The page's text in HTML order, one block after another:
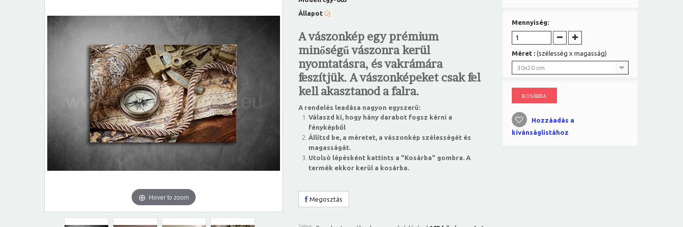
Hover to zoom
Állapot Új
A vászonkép egy prémium
minőségű vászonra kerül
nyomtatásra, és vakrámára
feszítjük. A vászonképeket csak fel
kell akasztanod a falra.
A rendelés leadása nagyon egyszerű:
Válaszd ki, hogy hány darabot fogsz kérni a
fényképből
Állítsd be, a méretet, a vászonkép szélességét és
magasságát.
Utolsó lépésként kattints a "Kosárba" gombra. A
termék ekkor kerül a kosárba.
Megosztás
Mennyiség:
Méret : (szélesség x magasság)
30x20 cm
KOSÁRBA
Hozzáadás a
kívánságlistához